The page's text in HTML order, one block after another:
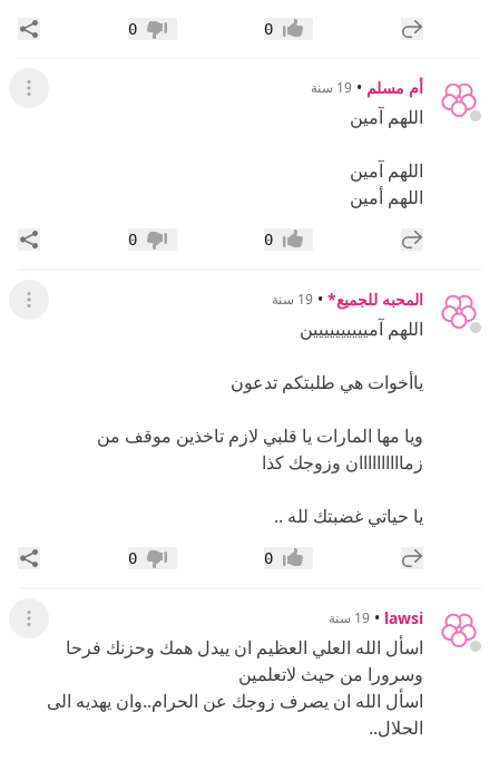
إضافة رد جديد إعجاب0 عدم إعجاب
0
أم مسلم • 19 سنة عرض
اللهم آمين
اللهم آمين
اللهم أمين
إضافة رد جديد إعجاب0 عدم إعجاب
0
المحبه للجميع* • 19 سنة عرض
اللهم آميييييييييين
ياأخوات هي طلبتكم تدعون
ويا مها المارات يا قلبي لازم تاخذين موقف من
زماااااااااان وزوجك كذا
يا حياتي غضبتك لله ..
إضافة رد جديد إعجاب0 عدم إعجاب
0
lawsi
• 19 سنة عرض
اسأل الله العلي العظيم ان ييدل همك وحزنك فرحا
وسرورا من حيث لاتعلمين
اسأل الله ان يصرف زوجك عن الحرام..وان يهديه الى
الحلال..